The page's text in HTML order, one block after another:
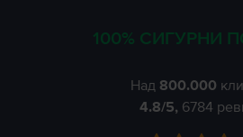
100% СИГУРНИ
Над 800.000
4.8/5, 6784